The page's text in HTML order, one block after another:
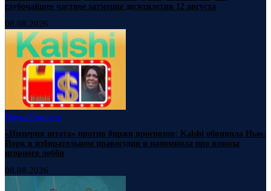
глубочайшее частное затмение десятилетия 12 августа
08.08.2026
НаукаНовости
«Империя штата» против биржи прогнозов: Kalshi обвинила Нью-
Йорк в избирательном правосудии и напомнила про взносы
игорного лобби
08.08.2026